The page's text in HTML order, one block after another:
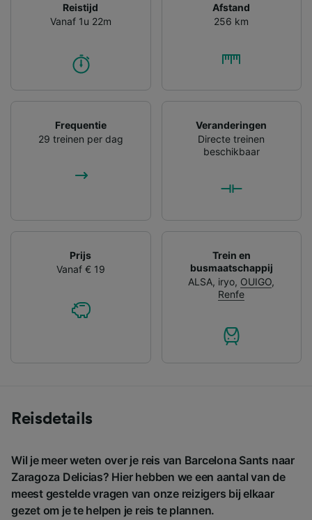
Reistijd
Vanaf 1u 22m
Afstand
256 km
Frequentie
29 treinen per dag
Veranderingen
Directe treinen
beschikbaar
Prijs
Vanaf € 19
Trein en
busmaatschappij
ALSA, iryo, OUIGO,
Renfe
Reisdetails
Wil je meer weten over je reis van Barcelona Sants naar
Zaragoza Delicias? Hier hebben we een aantal van de
meest gestelde vragen van onze reizigers bij elkaar
gezet om je te helpen je reis te plannen.